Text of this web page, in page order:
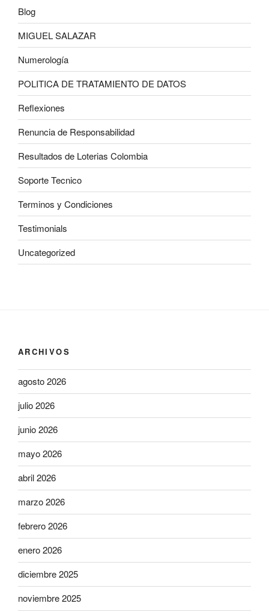
Blog
MIGUEL SALAZAR
Numerología
POLITICA DE TRATAMIENTO DE DATOS
Reflexiones
Renuncia de Responsabilidad
Resultados de Loterias Colombia
Soporte Tecnico
Terminos y Condiciones
Testimonials
Uncategorized
ARCHIVOS
agosto 2026
julio 2026
junio 2026
mayo 2026
abril 2026
marzo 2026
febrero 2026
enero 2026
diciembre 2025
noviembre 2025